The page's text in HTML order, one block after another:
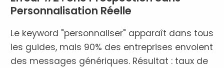
Personnalisation Réelle
Le keyword "personnaliser" apparaît dans tous
les guides, mais 90% des entreprises envoient
des messages génériques. Résultat : taux de